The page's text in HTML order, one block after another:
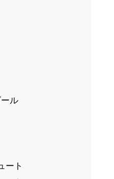
ル
ート